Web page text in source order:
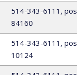
514-343-6111,
84160
514-343-6111,
10124